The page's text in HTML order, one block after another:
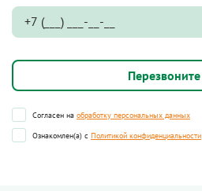
Согласен на обработку персональных данных
Ознакомлен(а) с Политикой конфиденциальности